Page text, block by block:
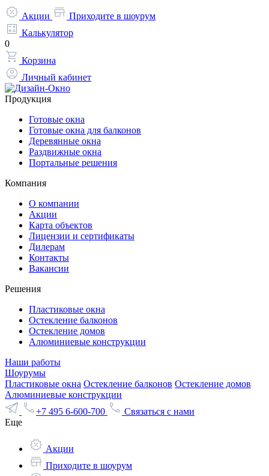
Акции
Приходите в шоурум
Калькулятор
0
Корзина
Личный кабинет
Продукция
Готовые окна
Готовые окна для балконов
Деревянные окна
Раздвижные окна
Портальные решения
Компания
О компании
Акции
Карта объектов
Лицензии и сертификаты
Дилерам
Контакты
Вакансии
Решения
Пластиковые окна
Остекление балконов
Остекление домов
Алюминиевые конструкции
Наши работы
Шоурумы
Пластиковые окна Остекление балконов Остекление домов
Алюминиевые конструкции
+7 495 6-600-700
Связаться с нами
Еще
Акции
Приходите в шоурум